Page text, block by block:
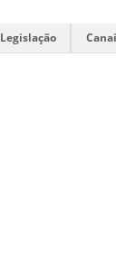
Legislação